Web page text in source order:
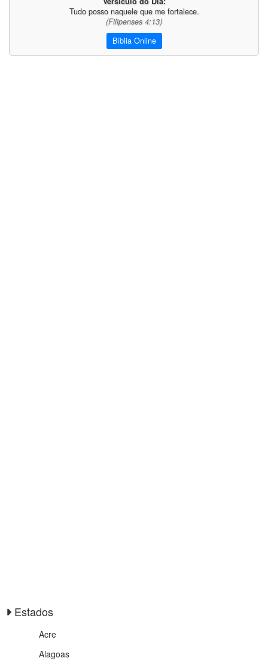
Tudo posso naquele que me fortalece.
(Filipenses 4:13)
Bíblia Online
Estados
Acre
Alagoas